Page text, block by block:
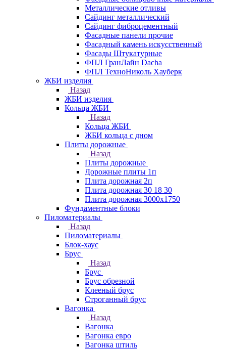
Металлические отливы
Сайдинг металлический
Сайдинг фиброцементный
Фасадные панели прочие
Фасадный камень искусственный
Фасады Штукатурные
ФПЛ ГранЛайн Dacha
ФПЛ ТехноНиколь Хауберк
ЖБИ изделия
Назад
ЖБИ изделия
Кольца ЖБИ
Назад
Кольца ЖБИ
ЖБИ кольца с дном
Плиты дорожные
Назад
Плиты дорожные
Дорожные плиты 1п
Плита дорожная 2п
Плита дорожная 30 18 30
Плита дорожная 3000х1750
Фундаментные блоки
Пиломатериалы
Назад
Пиломатериалы
Блок-хаус
Брус
Назад
Брус
Брус обрезной
Клееный брус
Строганный брус
Вагонка
Назад
Вагонка
Вагонка евро
Вагонка штиль